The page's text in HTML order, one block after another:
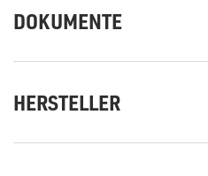
DOKUMENTE
HERSTELLER